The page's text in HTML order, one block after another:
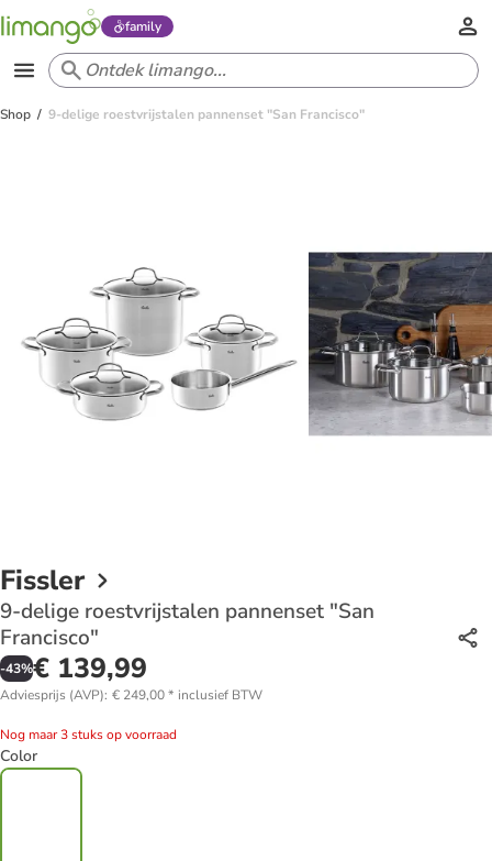
family
Shop 9-delige roestvrijstalen pannenset "San Francisco"
Fissler
9-delige roestvrijstalen pannenset "San
Francisco"
-43%€ 139,99
Adviesprijs (AVP): € 249,00* inclusief BTW
Nog maar 3 stuks op voorraad
Color